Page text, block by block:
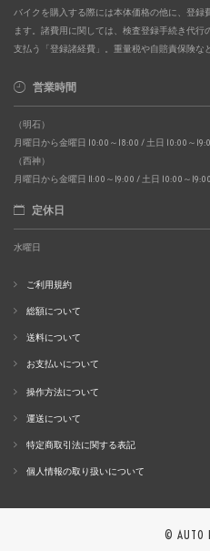
バイクを購入する際には本体価格の他に、登録
ます。諸費用に関しては、検査登録手続き代
支払う「登録諸経費」。重量税や自賠責保険な
営業時間
（明石）
月曜日から金曜日 10:00～18:00 / 土日 10:00～
（西神）
月曜日から金曜日 11:00～19:00 / 土日 10:00～19:00
定休日
水曜日
ご利用規約
総額について
送料について
お支払いについて
操作方法について
運送について
特定商取引法に関する表記
個人情報の取り扱いについて
© AUTO